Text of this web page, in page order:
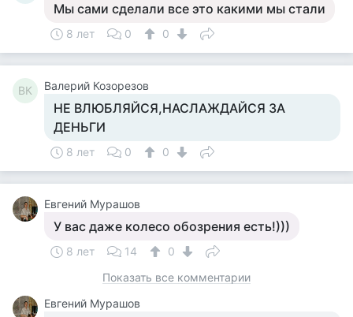
Мы сами сделали все это какими мы стали
8 лет 0 0
ВК Валерий Козорезов
НЕ ВЛЮБЛЯЙСЯ,НАСЛАЖДАЙСЯ ЗА
ДЕНЬГИ
8 лет 0 0
Евгений Мурашов
У вас даже колесо обозрения есть!)))
8 лет 14
0
Показать все комментарии
Евгений Мурашов